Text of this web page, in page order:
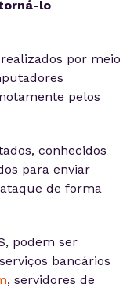
lo
por meio
pelos
conhecidos
para enviar
de forma
podem ser
bancários
, servidores de